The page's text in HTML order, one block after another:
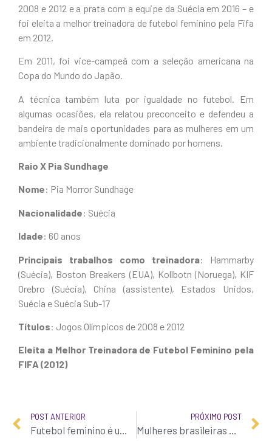
2008 e 2012 e a prata com a equipe da Suécia em 2016 – e
foi eleita a melhor treinadora de futebol feminino pela Fifa
em 2012.
Em 2011, foi vice-campeã com a seleção americana na
Copa do Mundo do Japão.
A técnica também luta por igualdade no futebol. Em
algumas ocasiões, ela relatou preconceito e defendeu a
bandeira de mais oportunidades para as mulheres em um
ambiente tradicionalmente dominado por homens.
Raio X Pia Sundhage
Nome: Pia Morror Sundhage
Nacionalidade: Suécia
Idade: 60 anos
Principais trabalhos como treinadora: Hammarby
(Suécia), Boston Breakers (EUA), Kollbotn (Noruega), KIF
Orebro (Suécia), China (assistente), Estados Unidos,
Suécia e Suécia Sub-17
Títulos: Jogos Olímpicos de 2008 e 2012
Eleita a Melhor Treinadora de Futebol Feminino pela
FIFA (2012)
POST ANTERIOR
Futebol feminino é um dos favoritos nas Olimpíadas de 2020
PRÓXIMO POST
Mulheres brasileiras ainda jogam pouco futebol